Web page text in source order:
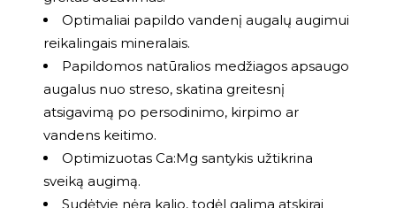
Optimaliai papildo vandenį augalų augimui
reikalingais mineralais.
Papildomos natūralios medžiagos apsaugo
augalus nuo streso, skatina greitesnį
atsigavimą po persodinimo, kirpimo ar
vandens keitimo.
Optimizuotas Ca:Mg santykis užtikrina
sveiką augimą.
Sudėtyje nėra kalio, todėl galima atskirai